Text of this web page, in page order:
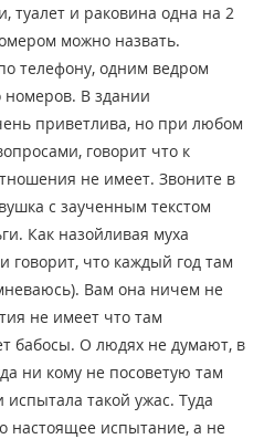
туалет и раковина одна на 2
можно назвать.
телефону, одним ведром
номеров. В здании
приветлива, но при любом
говорит что к
не имеет. Звоните в
с заученным текстом
Как назойливая муха
говорит, что каждый год там
Вам она ничем не
не имеет что там
бабосы. О людях не думают, в
ни кому не посоветую там
такой ужас. Туда
настоящее испытание, а не